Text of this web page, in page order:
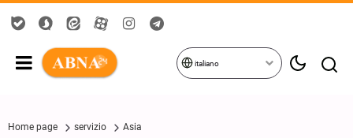
italiano
Home page servizio Asia